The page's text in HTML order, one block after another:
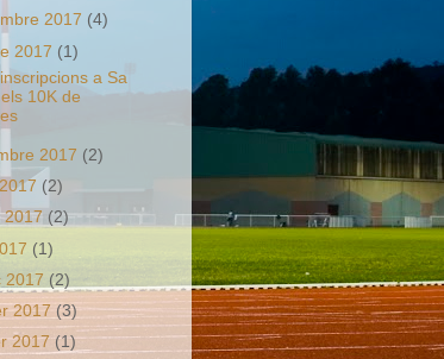
2017 (4)
2017 (1)
a Sa
10K de
2017 (2)
(2)
2017 (2)
(1)
2017(2)
2017 (3)
2017(1)